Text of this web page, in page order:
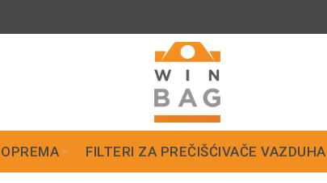
FILTERI ZA PREČIŠĆIVAČE VAZDUHA